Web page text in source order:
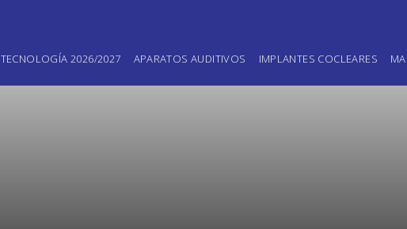
TECNOLOGÍA 2026/2027 APARATOS AUDITIVOS IMPLANTES COCLEARES